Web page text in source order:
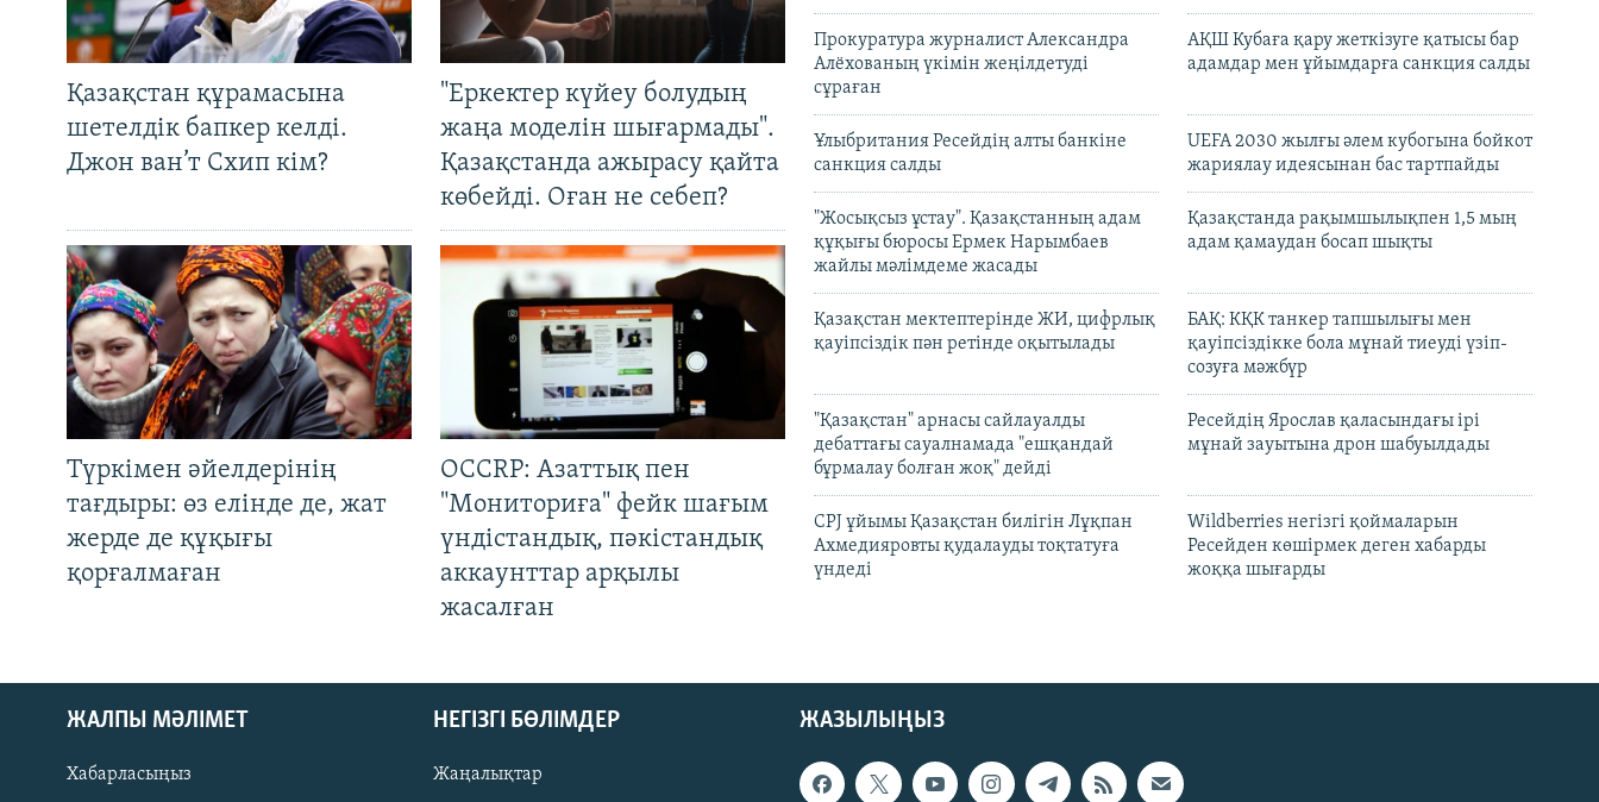
Қазақстан құрамасына
шетелдік бапкер келді.
Джон ван’т Схип кім?
"Еркектер күйеу болудың
жаңа моделін шығармады".
Қазақстанда ажырасу қайта
көбейді. Оған не себеп?
Түркімен әйелдерінің
тағдыры: өз елінде де, жат
жерде де құқығы
қорғалмаған
OCCRP: Азаттық пен
"Мониториға" фейк шағым
үндістандық, пәкістандық
аккаунттар арқылы
жасалған
Прокуратура журналист Александра
Алёхованың үкімін жеңілдетуді
сұраған
АҚШ Кубаға қару жеткізуге қатысы бар
адамдар мен ұйымдарға санкция салды
Ұлыбритания Ресейдің алты банкіне
санкция салды
UEFA 2030 жылғы әлем кубогына бойкот
жариялау идеясынан бас тартпайды
"Жосықсыз ұстау". Қазақстанның адам
құқығы бюросы Ермек Нарымбаев
жайлы мәлімдеме жасады
Қазақстанда рақымшылықпен 1,5 мың
адам қамаудан босап шықты
Қазақстан мектептерінде ЖИ, цифрлық
қауіпсіздік пән ретінде оқытылады
БАҚ: КҚК танкер тапшылығы мен
қауіпсіздікке бола мұнай тиеуді үзіп-
созуға мәжбүр
"Қазақстан" арнасы сайлауалды
дебаттағы сауалнамада "ешқандай
бұрмалау болған жоқ" дейді
Ресейдің Ярослав қаласындағы ірі
мұнай зауытына дрон шабуылдады
CPJ ұйымы Қазақстан билігін Лұқпан
Ахмедияровты қудалауды тоқтатуға
үндеді
Wildberries негізгі қоймаларын
Ресейден көшірмек деген хабарды
жоққа шығарды
ЖАЗЫЛЫҢЫЗ
ЖАЛПЫ МӘЛІМЕТ
Хабарласыңыз
НЕГІЗГІ БӨЛІМДЕР
Жаңалықтар